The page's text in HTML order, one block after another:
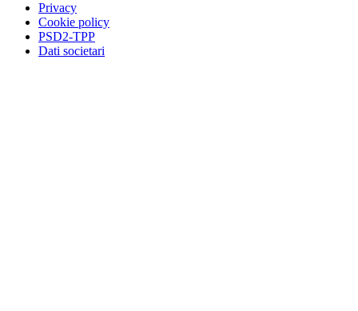
Privacy
Cookie policy
PSD2-TPP
Dati societari